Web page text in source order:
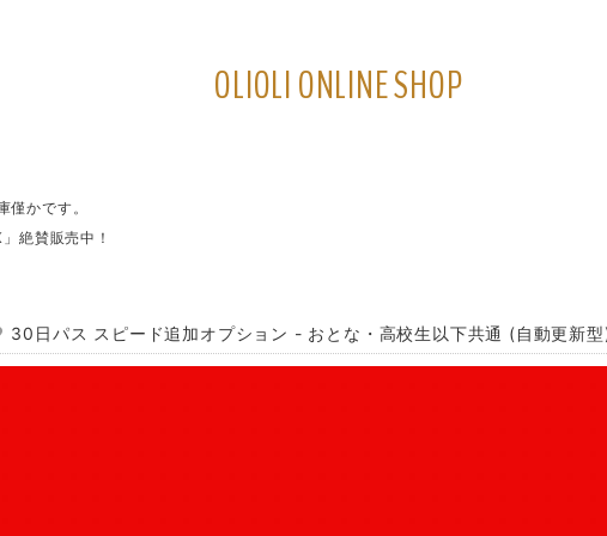
OLIOLI ONLINE SHOP
かです。
絶賛販売中！
30日パス スピード追加オプション - おとな・高校生以下共通 (自動更新